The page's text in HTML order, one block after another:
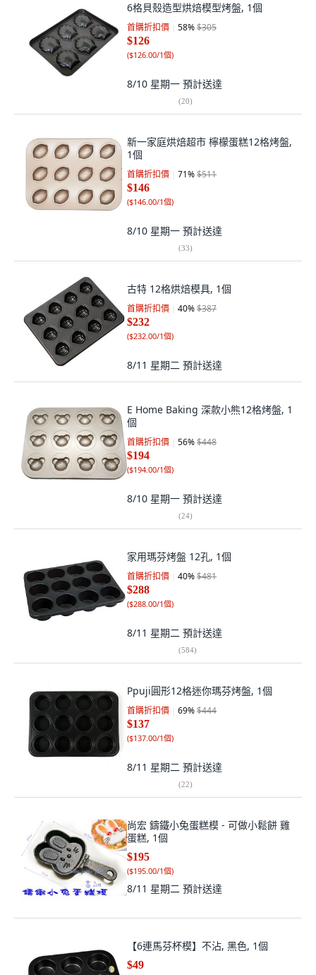
6格貝殼造型烘焙模型烤盤, 1個
首購折扣價 58%$305
$126
($126.00/1個)
8/10 星期一 預計送達
(20)
新一家庭烘焙超市 檸檬蛋糕12格烤盤,
1個
首購折扣價 71%$511
$146
($146.00/1個)
8/10 星期一 預計送達
(33)
古特 12格烘焙模具, 1個
首購折扣價 40%$387
$232
($232.00/1個)
8/11 星期二 預計送達
E Home Baking 深款小熊12格烤盤, 1
個
首購折扣價 56%$448
$194
($194.00/1個)
8/10 星期一 預計送達
(24)
家用瑪芬烤盤 12孔, 1個
首購折扣價 40%$481
$288
($288.00/1個)
8/11 星期二 預計送達
(584)
Ppuji圓形12格迷你瑪芬烤盤, 1個
首購折扣價 69%$444
$137
($137.00/1個)
8/11 星期二 預計送達
(22)
尚宏 鑄鐵小兔蛋糕模 - 可做小鬆餅 雞
蛋糕, 1個
$195
($195.00/1個)
8/11 星期二 預計送達
【6連馬芬杯模】不沾, 黑色, 1個
$49